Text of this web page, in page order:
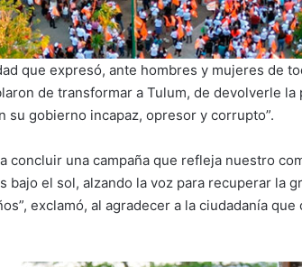
que expresó, ante hombres y mujeres de
de transformar a Tulum, de devolverle la
su gobierno incapaz, opresor y corrupto”.
concluir una campaña que refleja nuestro
bajo el sol, alzando la voz para recuperar la
exclamó, al agradecer a la ciudadanía